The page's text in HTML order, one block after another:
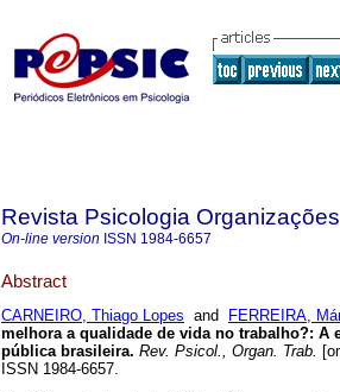
Revista Psicologia
On-line version ISSN 1984-6657
Abstract
CARNEIRO, Thiago Lopes and FERREIRA,
melhora a qualidade de vida no trabalho?: A
pública brasileira. Rev. Psicol., Organ. Trab.
ISSN 1984-6657.